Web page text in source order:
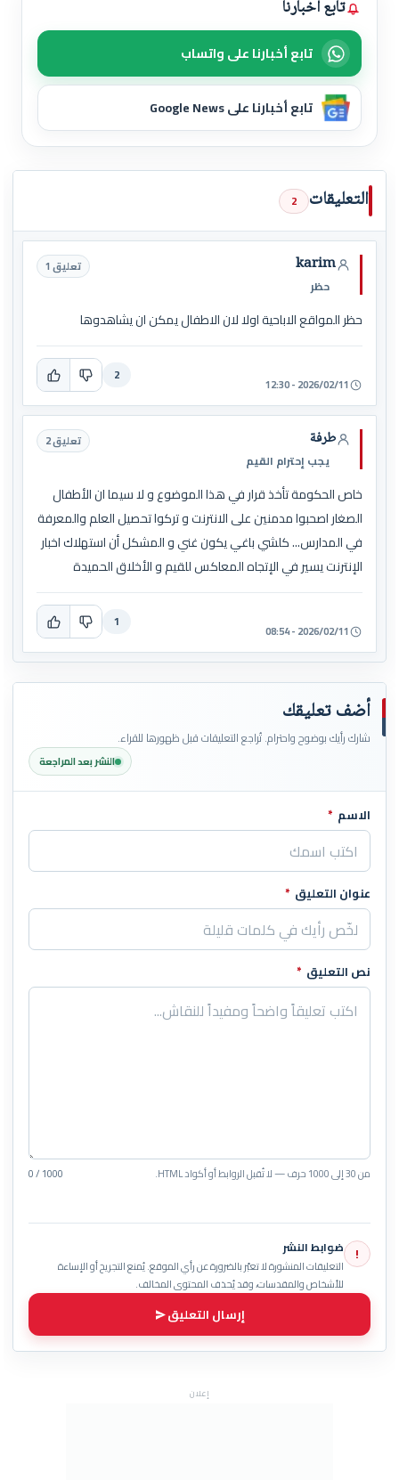
تابع أخبارنا
تابع أخبارنا على واتساب
تابع أخبارنا على Google News
التعليقات 2
karim
حظر
تعليق 1
حظر المواقع الاباحية اولا لان الاطفال يمكن ان يشاهدوها
2026/02/11 - 12:30
2
طرفة
يجب إحترام القيم
تعليق 2
خاص الحكومة تأخذ قرار في هذا الموضوع و لا سيما ان الأطفال
الصغار اصحبوا مدمنين على الانترنت و تركوا تحصيل العلم والمعرفة
في المدارس... كلشي باغي يكون غني و المشكل أن استهلاك اخبار
الإنترنت يسير في الإتجاه المعاكس للقيم و الأخلاق الحميدة
2026/02/11 - 08:54
1
أضف تعليقك
شارك رأيك بوضوح واحترام. تُراجع التعليقات قبل ظهورها للقراء.
النشر بعد المراجعة
اترك هذا الحقل فارغاً
الاسم *
عنوان التعليق *
نص التعليق *
من 30 إلى 1000 حرف — لا تُقبل الروابط أو أكواد HTML. 0 / 1000
! ضوابط النشر
التعليقات المنشورة لا تعبّر بالضرورة عن رأي الموقع. يُمنع التجريح أو الإساءة
للأشخاص والمقدسات، وقد يُحذف المحتوى المخالف.
إرسال التعليق
إعلان